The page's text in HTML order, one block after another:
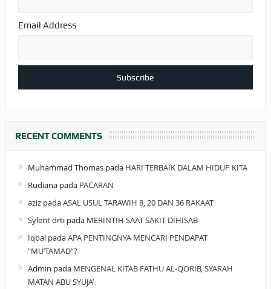
Email Address
RECENT COMMENTS
Muhammad Thomaspada HARI TERBAIK DALAM HIDUP KITA
Rudianapada PACARAN
azizpadaASAL USUL TARAWIH 8, 20 DAN 36 RAKAAT
Sylent drtipada MERINTIH SAAT SAKIT DIHISAB
IqbalpadaAPA PENTINGNYA MENCARI PENDAPAT
“MU’TAMAD”?
Admin pada MENGENAL KITAB FATHU AL-QORIB, SYARAH
MATAN ABU SYUJA’